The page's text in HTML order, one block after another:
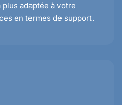
adaptée à votre
en termes de support.